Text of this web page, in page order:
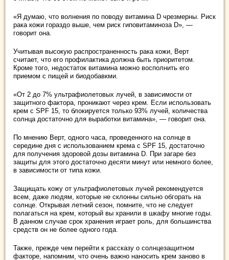
«Я думаю, что волнения по поводу витамина D чрезмерны. Риск
рака кожи гораздо выше, чем риск гиповитаминоза D», —
говорит она.
Учитывая высокую распространенность рака кожи, Верт
считает, что его профилактика должна быть приоритетом.
Кроме того, недостаток витамина можно восполнить его
приемом с пищей и биодобавкми.
«От 2 до 7% ультрафиолетовых лучей, в зависимости от
защитного фактора, проникают через крем. Если использовать
крем с SPF 15, то блокируется только 93% лучей, количества
солнца достаточно для выработки витамина», — говорит она.
По мнению Верт, одного часа, проведенного на солнце в
середине дня с использованием крема с SPF 15, достаточно
для получения здоровой дозы витамина D. При загаре без
защиты для этого достаточно десяти минут или немного более,
в зависимости от типа кожи.
Защищать кожу от ультрафиолетовых лучей рекомендуется
всем, даже людям, которые не склонны сильно обгорать на
солнце. Открывая летний сезон, помните, что не следует
полагаться на крем, который вы хранили в шкафу многие годы.
В данном случае срок хранения играет роль, для большинства
средств он не более одного года.
Также, прежде чем перейти к рассказу о солнцезащитном
факторе, напомним, что очень важно наносить крем заново в